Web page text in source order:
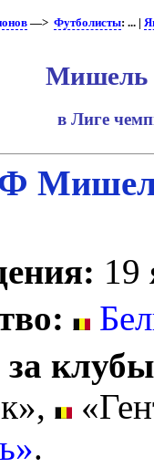
—> Футболисты: ... |
Мишель
в Лиге
19
.